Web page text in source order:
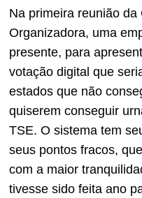
Na primeira reunião da
Organizadora, uma
presente, para
votação digital que
estados que não
quiserem conseguir
TSE. O sistema tem
seus pontos fracos,
com a maior
tivesse sido feita ano